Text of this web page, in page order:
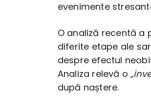
evenimente
O analiză recentă a
diferite etape ale
despre efectul
Analiza relevă o
după naștere.